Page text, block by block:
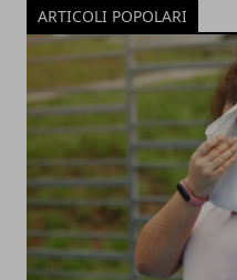
ARTICOLI POPOLARI